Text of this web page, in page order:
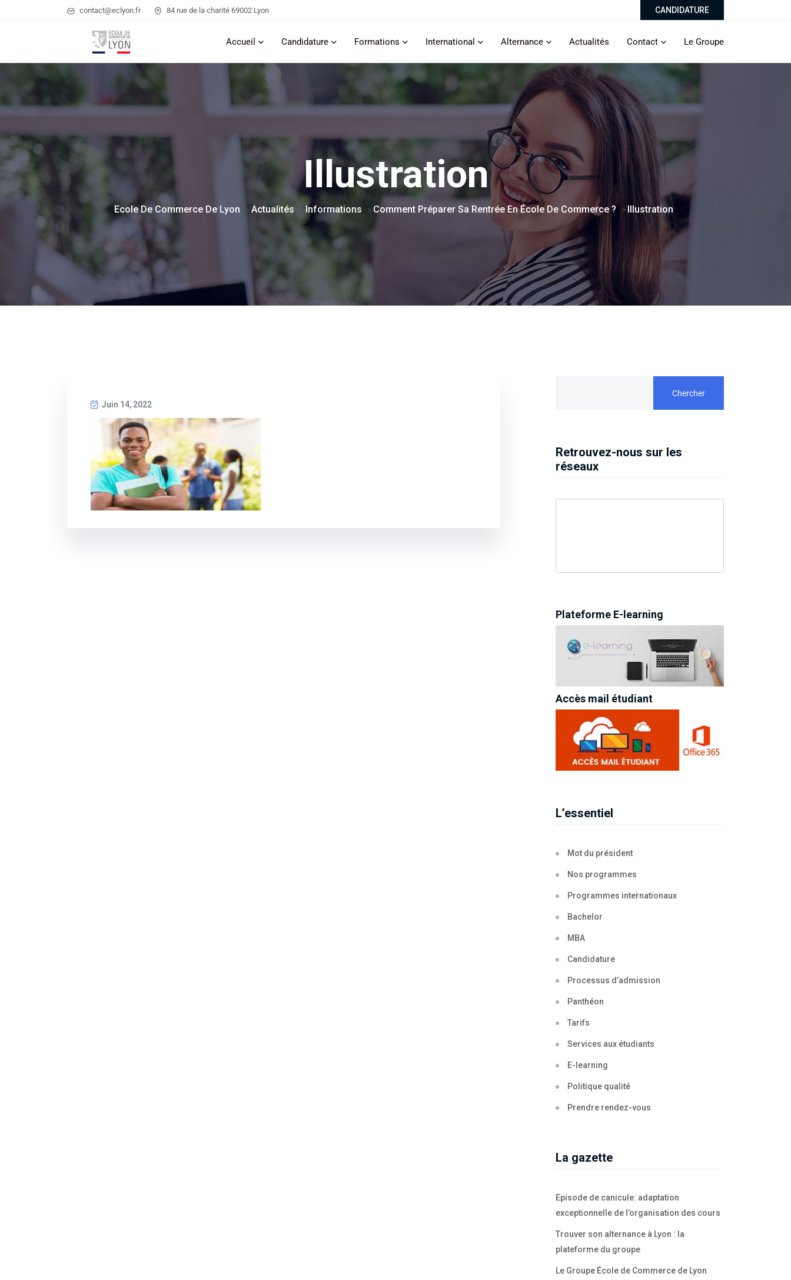
contact@eclyon.fr 84 rue de la charité 69002 Lyon CANDIDATURE
Accueil Candidature Formations International Alternance Actualités Contact Le Groupe
Illustration
Ecole De Commerce De Lyon >Actualités Informations > Comment Préparer Sa Rentrée En École De Commerce ? > Illustration
Juin 14, 2022
Chercher
Retrouvez-nous sur les
réseaux
Plateforme E-learning
Accès mail étudiant
L’essentiel
Mot du président
Nos programmes
Programmes internationaux
Bachelor
MBA
Candidature
Processus d’admission
Panthéon
Tarifs
Services aux étudiants
E-learning
Politique qualité
Prendre rendez-vous
La gazette
Episode de canicule: adaptation
exceptionnelle de l’organisation des cours
Trouver son alternance à Lyon : la
plateforme du groupe
Le Groupe École de Commerce de Lyon